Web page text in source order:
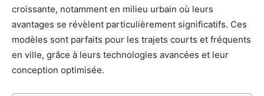
croissante, notamment en milieu urbain où leurs
avantages se révèlent particulièrement significatifs. Ces
modèles sont parfaits pour les trajets courts et fréquents
en ville, grâce à leurs technologies avancées et leur
conception optimisée.